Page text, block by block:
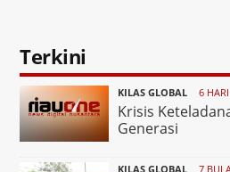
Terkini
KILAS GLOBAL 6
Krisis
Generasi
KILAS GLOBAL 7